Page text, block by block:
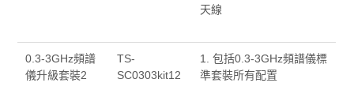
天線
0.3-3GHz頻譜
儀升級套裝2
TS-
SC0303kit12
1. 包括0.3-3GHz頻譜儀標
準套裝所有配置